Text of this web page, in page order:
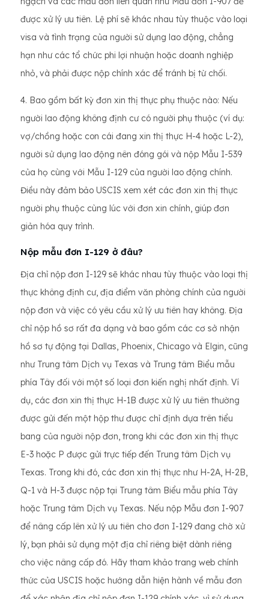
được xử lý ưu tiên. Lệ phí sẽ khác nhau tùy thuộc vào loại
visa và tình trạng của người sử dụng lao động, chẳng
hạn như các tổ chức phi lợi nhuận hoặc doanh nghiệp
nhỏ, và phải được nộp chính xác để tránh bị từ chối.
4. Bao gồm bất kỳ đơn xin thị thực phụ thuộc nào: Nếu
người lao động không định cư có người phụ thuộc (ví dụ:
vợ/chồng hoặc con cái đang xin thị thực H-4 hoặc L-2),
người sử dụng lao động nên đóng gói và nộp Mẫu I-539
của họ cùng với Mẫu I-129 của người lao động chính.
Điều này đảm bảo USCIS xem xét các đơn xin thị thực
người phụ thuộc cùng lúc với đơn xin chính, giúp đơn
giản hóa quy trình.
Nộp mẫu đơn I-129 ở đâu?
Địa chỉ nộp đơn I-129 sẽ khác nhau tùy thuộc vào loại thị
thực không định cư, địa điểm văn phòng chính của người
nộp đơn và việc có yêu cầu xử lý ưu tiên hay không. Địa
chỉ nộp hồ sơ rất đa dạng và bao gồm các cơ sở nhận
hồ sơ tự động tại Dallas, Phoenix, Chicago và Elgin, cũng
như Trung tâm Dịch vụ Texas và Trung tâm Biểu mẫu
phía Tây đối với một số loại đơn kiến ​​nghị nhất định. Ví
dụ, các đơn xin thị thực H-1B được xử lý ưu tiên thường
được gửi đến một hộp thư được chỉ định dựa trên tiểu
bang của người nộp đơn, trong khi các đơn xin thị thực
E-3 hoặc P được gửi trực tiếp đến Trung tâm Dịch vụ
Texas. Trong khi đó, các đơn xin thị thực như H-2A, H-2B,
Q-1 và H-3 được nộp tại Trung tâm Biểu mẫu phía Tây
hoặc Trung tâm Dịch vụ Texas. Nếu nộp Mẫu đơn I-907
để nâng cấp lên xử lý ưu tiên cho đơn I-129 đang chờ xử
lý, bạn phải sử dụng một địa chỉ riêng biệt dành riêng
cho việc nâng cấp đó. Hãy tham khảo trang web chính
thức của USCIS hoặc hướng dẫn hiện hành về mẫu đơn